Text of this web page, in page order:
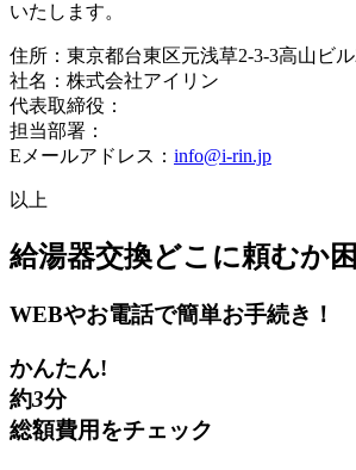
いたします。
住所：東京都台東区元浅草2-3-3高山ビ
社名：株式会社アイリン
代表取締役：
担当部署：
Eメールアドレス： info@i-rin.jp
以上
給湯器交換どこに頼むか
WEBやお電話で簡単お手続き！
かんたん!
約3分
総額費用をチェック